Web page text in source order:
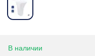
В наличии